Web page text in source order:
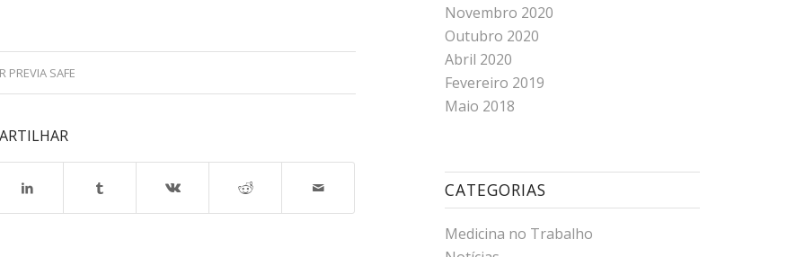
PREVIA SAFE
Novembro 2020
Outubro 2020
Abril 2020
Fevereiro 2019
Maio 2018
CATEGORIAS
Medicina no Trabalho